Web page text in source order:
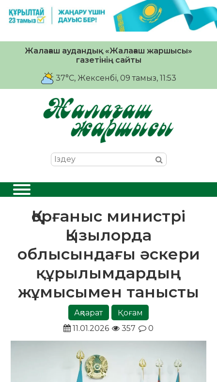
Жалағаш аудандық «Жалағаш жаршысы»
газетінің сайты
37°C, Жексенбі, 09 тамыз, 11:53
Қорғаныс министрі
Қызылорда
облысындағы әскери
құрылымдардың
жұмысымен танысты
Ақпарат
Қоғам
11.01.2026
357 0